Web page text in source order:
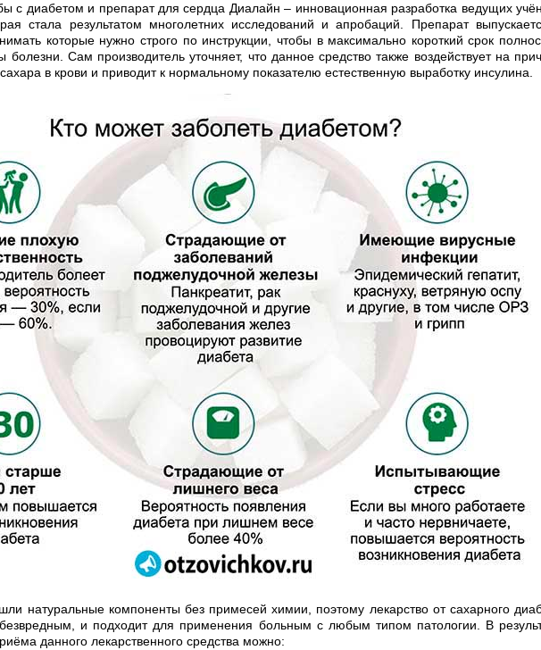
с диабетом и препарат для сердца Диалайн – инновационная разработка ведущих
стала результатом многолетних исследований и апробаций. Препарат
которые нужно строго по инструкции, чтобы в максимально короткий срок
болезни. Сам производитель уточняет, что данное средство также воздействует на
в крови и приводит к нормальному показателю естественную выработку инсулина.
натуральные компоненты без примесей химии, поэтому лекарство от сахарного
и подходит для применения больным с любым типом патологии. В
данного лекарственного средства можно: